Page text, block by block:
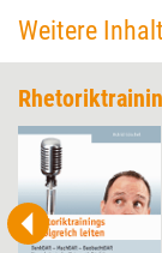
Weitere